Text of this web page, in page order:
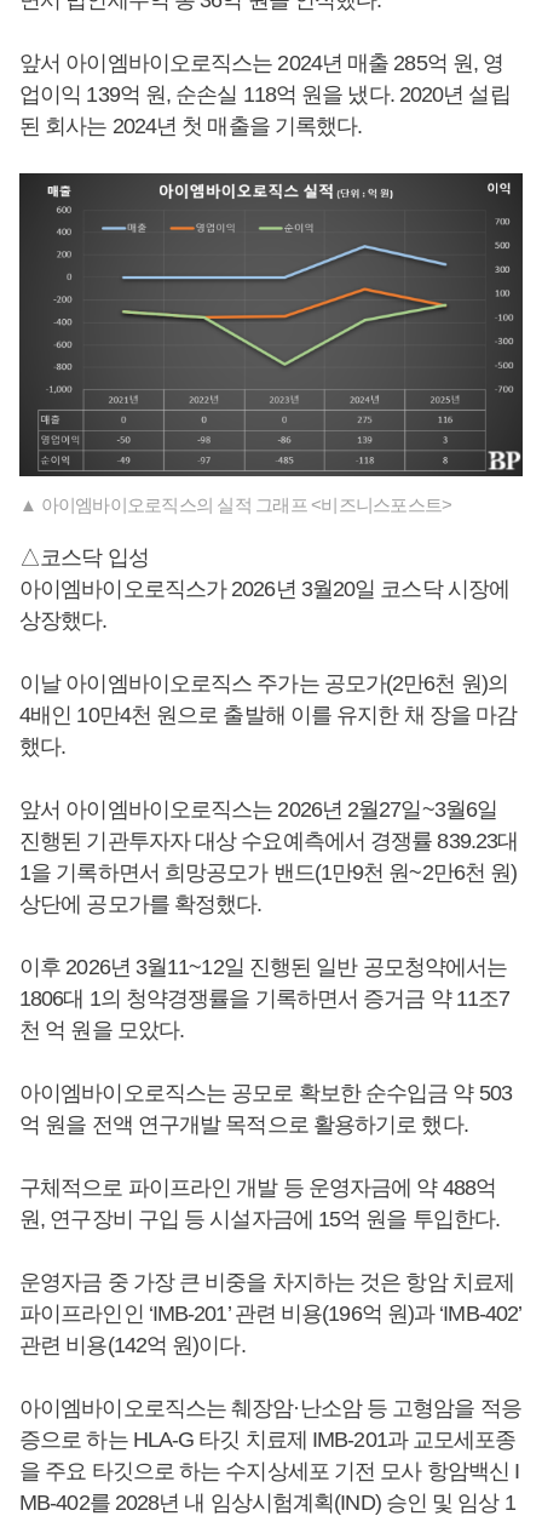
앞서 아이엠바이오로직스는 2024년 매출 285억 원, 영
업이익 139억 원, 순손실 118억 원을 냈다. 2020년 설립
된 회사는 2024년 첫 매출을 기록했다.
▲ 아이엠바이오로직스의 실적 그래프 <비즈니스포스트>
△코스닥 입성
아이엠바이오로직스가 2026년 3월20일 코스닥 시장에
상장했다.
이날 아이엠바이오로직스 주가는 공모가(2만6천 원)의
4배인 10만4천 원으로 출발해 이를 유지한 채 장을 마감
했다.
앞서 아이엠바이오로직스는 2026년 2월27일~3월6일
진행된 기관투자자 대상 수요예측에서 경쟁률 839.23대
1을 기록하면서 희망공모가 밴드(1만9천 원~2만6천 원)
상단에 공모가를 확정했다.
이후 2026년 3월11~12일 진행된 일반 공모청약에서는
1806대 1의 청약경쟁률을 기록하면서 증거금 약 11조7
천 억 원을 모았다.
아이엠바이오로직스는 공모로 확보한 순수입금 약 503
억 원을 전액 연구개발 목적으로 활용하기로 했다.
구체적으로 파이프라인 개발 등 운영자금에 약 488억
원, 연구장비 구입 등 시설자금에 15억 원을 투입한다.
운영자금 중 가장 큰 비중을 차지하는 것은 항암 치료제
파이프라인인 ‘IMB-201’ 관련 비용(196억 원)과 ‘IMB-402’
관련 비용(142억 원)이다.
아이엠바이오로직스는 췌장암·난소암 등 고형암을 적응
증으로 하는 HLA-G 타깃 치료제 IMB-201과 교모세포종
을 주요 타깃으로 하는 수지상세포 기전 모사 항암백신 I
MB-402를 2028년 내 임상시험계획(IND) 승인 및 임상 1